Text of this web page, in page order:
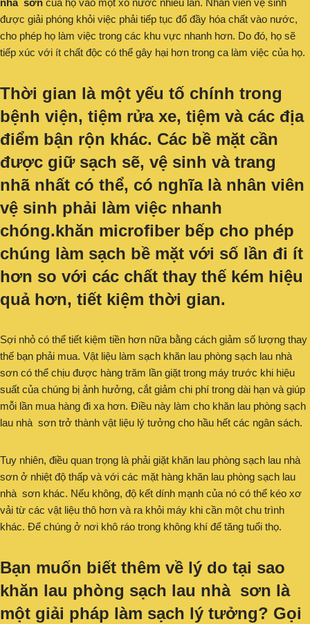
nhà sơn của họ vào một xô nước nhiều lần. Nhân viên vệ sinh
được giải phóng khỏi việc phải tiếp tục đổ đầy hóa chất vào nước,
cho phép họ làm việc trong các khu vực nhanh hơn. Do đó, họ sẽ
tiếp xúc với ít chất độc có thể gây hại hơn trong ca làm việc của họ.
Thời gian là một yếu tố chính trong
bệnh viện, tiệm rửa xe, tiệm và các địa
điểm bận rộn khác. Các bề mặt cần
được giữ sạch sẽ, vệ sinh và trang
nhã nhất có thể, có nghĩa là nhân viên
vệ sinh phải làm việc nhanh
chóng.khăn microfiber bếp cho phép
chúng làm sạch bề mặt với số lần đi ít
hơn so với các chất thay thế kém hiệu
quả hơn, tiết kiệm thời gian.
Sợi nhỏ có thể tiết kiệm tiền hơn nữa bằng cách giảm số lượng thay
thế bạn phải mua. Vật liệu làm sạch khăn lau phòng sạch lau nhà
sơn có thể chịu được hàng trăm lần giặt trong máy trước khi hiệu
suất của chúng bị ảnh hưởng, cắt giảm chi phí trong dài hạn và giúp
mỗi lần mua hàng đi xa hơn. Điều này làm cho khăn lau phòng sạch
lau nhà sơn trở thành vật liệu lý tưởng cho hầu hết các ngân sách.
Tuy nhiên, điều quan trọng là phải giặt khăn lau phòng sạch lau nhà
sơn ở nhiệt độ thấp và với các mặt hàng khăn lau phòng sạch lau
nhà sơn khác. Nếu không, độ kết dính mạnh của nó có thể kéo xơ
vải từ các vật liệu thô hơn và ra khỏi máy khi cần một chu trình
khác. Để chúng ở nơi khô ráo trong không khí để tăng tuổi thọ.
Bạn muốn biết thêm về lý do tại sao
khăn lau phòng sạch lau nhà sơn là
một giải pháp làm sạch lý tưởng? Gọi